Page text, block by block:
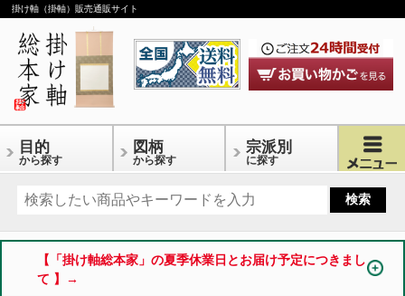
掛け軸（掛軸）販売通販サイト
目的
から探す
図柄
から探す
宗派別
に探す
【「掛け軸総本家」の夏季休業日とお届け予定につきまし
て 】→